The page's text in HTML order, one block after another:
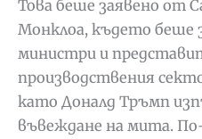
Това беше заявено от
Монклоа, където беше
министри и
производствения
като Доналд Тръмп
въвеждане на мита.